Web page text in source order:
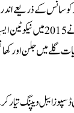
کو سانس کے ذریعے
بنانے والی کمپنی جول
گلے میں جلن اور
ویپنگ تیار